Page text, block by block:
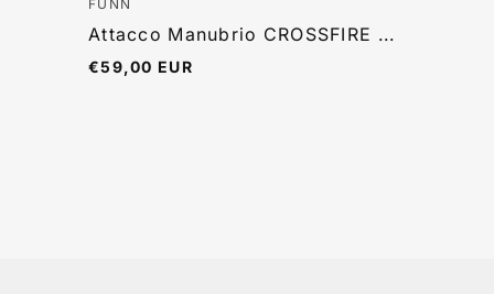
FUNN
Attacco Manubrio CROSSFIRE ...
Prezzo
€59,00 EUR